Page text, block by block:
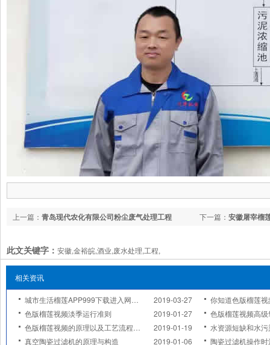
下一篇： 安徽屠宰榴
上一篇： 青岛现代农化有限公司粉尘废气处理工程
此文关键字： 安徽,金裕皖,酒业,废水处理,工程,
相关资讯
2019-03-27
城市生活榴莲APP999下载进入网址的六个步骤
你知道色版榴莲视频中常
2019-01-27
色版榴莲视频淡季运行准则
色版榴莲视频高级氧
2019-01-19
色版榴莲视频的原理以及工艺流程简介
水资源短缺和水
2019-01-06
真空陶瓷过滤机的原理与构造
陶瓷过滤机操作